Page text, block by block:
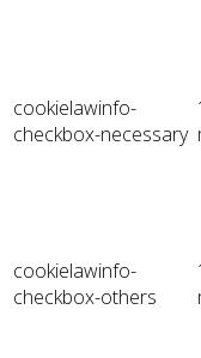
cookielawinfo-
checkbox-necessary
cookielawinfo-
checkbox-others